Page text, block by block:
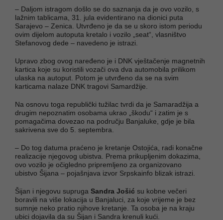
– Daljom istragom došlo se do saznanja da je ovo vozilo, s
lažnim tablicama, 31. jula evidentirano na dionici puta
Sarajevo – Zenica. Utvrđeno je da se u skoro istom periodu
ovim dijelom autoputa kretalo i vozilo „seat“, vlasništvo
Stefanovog dede – navedeno je istrazi.
Upravo zbog ovog naređeno je i DNK vještačenje magnetnih
kartica koje su koristili vozači ova dva automobila prilikom
ulaska na autoput. Potom je utvrđeno da se na svim
karticama nalaze DNK tragovi Samardžije.
Na osnovu toga republički tužilac tvrdi da je Samaradžija a
drugim nepoznatim osobama ukrao „škodu“ i zatim je s
pomagačima dovezao na području Banjaluke, gdje je bila
sakrivena sve do 5. septembra.
– Do tog datuma praćeno je kretanje Ostojića, radi konačne
realizacije njegovog ubistva. Prema prikupljenim dokazima,
ovo vozilo je očigledno pripremljeno za organizovano
ubistvo Šijana – pojašnjava izvor Srpskainfo blizak istrazi.
Šijan i njegovu supruga Sandra Jošić su kobne večeri
boravili na više lokacija u Banjaluci, za koje vrijeme je bez
sumnje neko pratio njihove kretanje. Ta osoba je na kraju
ubici dojavila da su Šijan i Sandra krenuli kući.